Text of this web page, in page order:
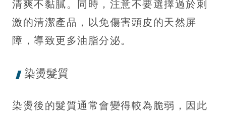
清爽不黏膩。同時，注意不要選擇過於刺
激的清潔產品，以免傷害頭皮的天然屏
障，導致更多油脂分泌。
染燙髮質
染燙後的髮質通常會變得較為脆弱，因此